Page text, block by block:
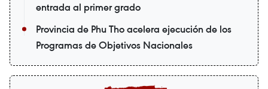
entrada al primer grado
Provincia de Phu Tho acelera ejecución de los
Programas de Objetivos Nacionales